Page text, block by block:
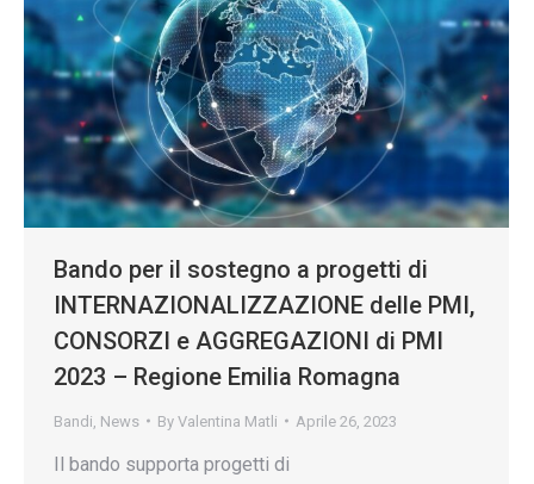
Bando per il sostegno a progetti di
INTERNAZIONALIZZAZIONE delle PMI,
CONSORZI e AGGREGAZIONI di PMI
2023 – Regione Emilia Romagna
Bandi News By Valentina Matli Aprile 26, 2023
Il bando supporta progetti di